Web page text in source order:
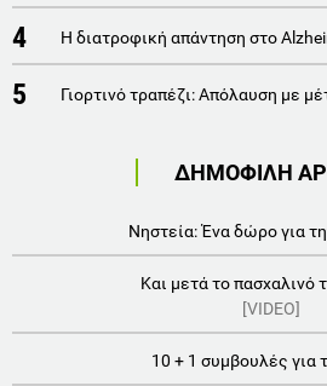
4 Η διατροφική απάντηση στο
5 Γιορτινό τραπέζι: Απόλαυση με
ΔΗΜΟΦΙΛΗ
Νηστεία: Ένα δώρο για
Και μετά το πασχαλινό
[VIDEO]
10 + 1 συμβουλές για